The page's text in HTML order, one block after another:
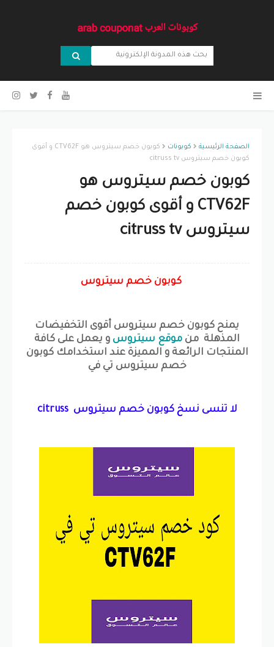
الصفحة الرئيسية كوبونات
كوبون خصم سيتروس هو CTV62F و أقوى
كوبون خصم سيتروس citruss tv
كوبون خصم سيتروس هو
CTV62F و أقوى كوبون خصم
سيتروس citruss tv
كوبون خصم سيتروس
يمنح كوبون خصم سيتروس أقوى التخفيضات
المذهلة من موقع سيتروس و يعمل على كافة
المنتجات الرائعة و المميزة عند استخدامك كوبون
خصم سيتروس تي في
لا تنسى نسخ كوبون خصم سيتروس citruss